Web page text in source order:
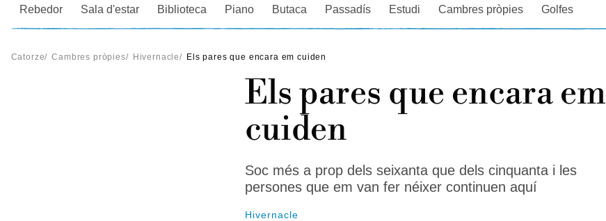
Rebedor Sala d'estar Biblioteca Piano Butaca Passadís Estudi Cambres pròpies Golfes
Catorze/ Cambres pròpies/ Hivernacle/ Els pares que encara em cuiden
Els pares que encara em
cuiden
Soc més a prop dels seixanta que dels cinquanta i les
persones que em van fer néixer continuen aquí
Hivernacle